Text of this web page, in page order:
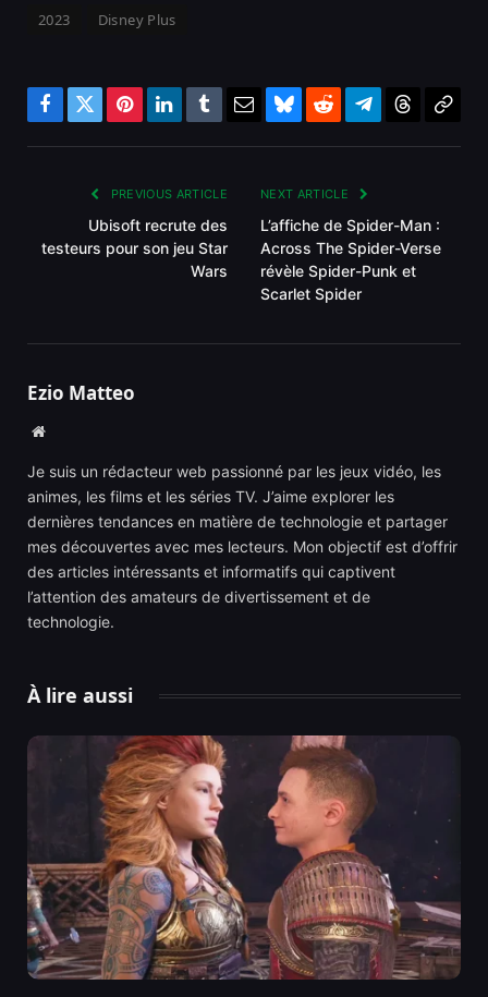
2023 Disney Plus
Facebook
TwitterPinterestLinkedInTumblrEmailBlueskyRedditTelegram
PREVIOUS ARTICLE
Ubisoft recrute des
testeurs pour son jeu Star
Wars
NEXT ARTICLE
L’affiche de Spider-Man :
Across The Spider-Verse
révèle Spider-Punk et
Scarlet Spider
Ezio Matteo
Website
Je suis un rédacteur web passionné par les jeux vidéo, les
animes, les films et les séries TV. J’aime explorer les
dernières tendances en matière de technologie et partager
mes découvertes avec mes lecteurs. Mon objectif est d’offrir
des articles intéressants et informatifs qui captivent
l’attention des amateurs de divertissement et de
technologie.
À lire aussi